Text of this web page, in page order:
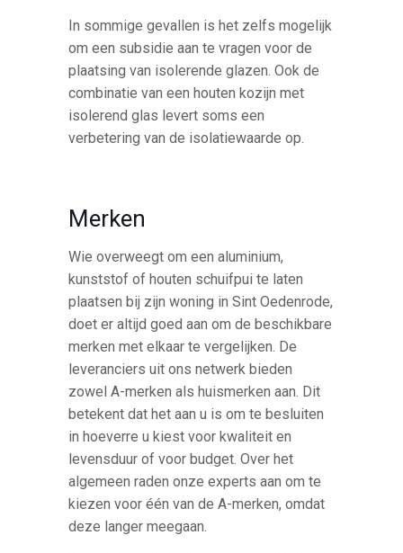
In sommige gevallen is het zelfs mogelijk
om een subsidie aan te vragen voor de
plaatsing van isolerende glazen. Ook de
combinatie van een houten kozijn met
isolerend glas levert soms een
verbetering van de isolatiewaarde op.
Merken
Wie overweegt om een aluminium,
kunststof of houten schuifpui te laten
plaatsen bij zijn woning in Sint Oedenrode,
doet er altijd goed aan om de beschikbare
merken met elkaar te vergelijken. De
leveranciers uit ons netwerk bieden
zowel A-merken als huismerken aan. Dit
betekent dat het aan u is om te besluiten
in hoeverre u kiest voor kwaliteit en
levensduur of voor budget. Over het
algemeen raden onze experts aan om te
kiezen voor één van de A-merken, omdat
deze langer meegaan.